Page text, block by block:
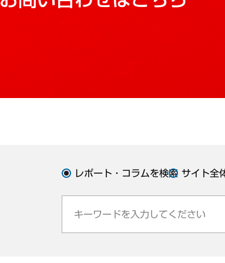
レポート・コラムを検索 サイト全